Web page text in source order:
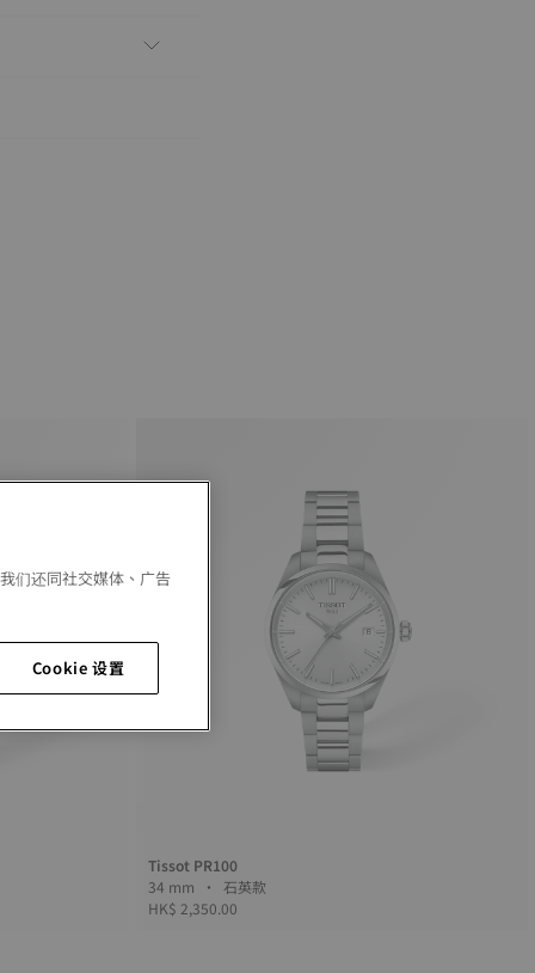
Tissot PR100
34 mm • 石英款
HK$ 2,350.00
们还同社交媒体、广告
Cookie 设置